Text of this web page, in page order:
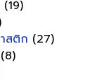
(19)
สติก (27)
(8)